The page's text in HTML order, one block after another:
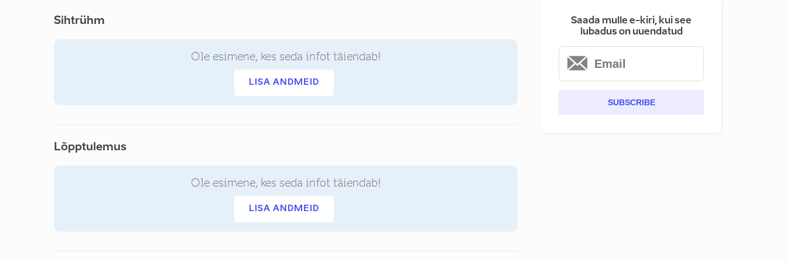
Sihtrühm
Ole esimene, kes seda infot täiendab!
LISA ANDMEID
Lõpptulemus
Ole esimene, kes seda infot täiendab!
LISA ANDMEID
Saada mulle e-kiri, kui see
lubadus on uuendatud
SUBSCRIBE